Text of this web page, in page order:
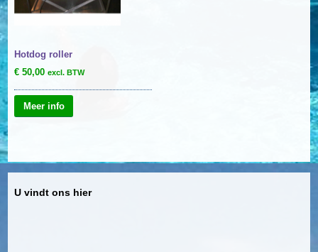
Hotdog roller
€50,00 excl. BTW
Meer info
U vindt ons hier